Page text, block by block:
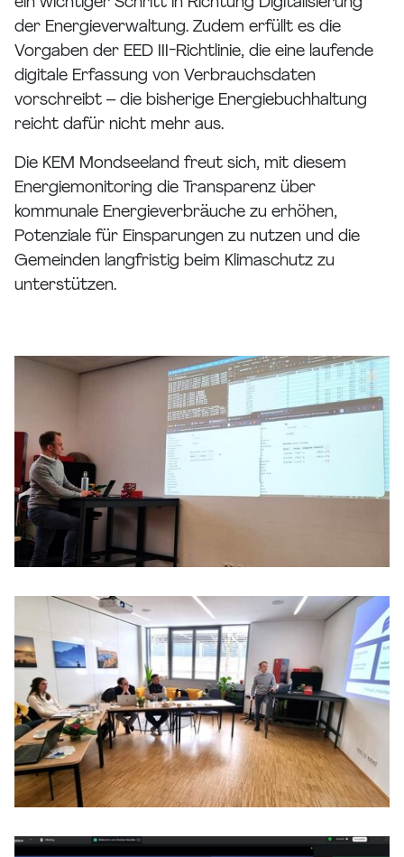
der Energieverwaltung. Zudem erfüllt es die
Vorgaben der EED III-Richtlinie, die eine laufende
digitale Erfassung von Verbrauchsdaten
vorschreibt – die bisherige Energiebuchhaltung
reicht dafür nicht mehr aus.
Die KEM Mondseeland freut sich, mit diesem
Energiemonitoring die Transparenz über
kommunale Energieverbräuche zu erhöhen,
Potenziale für Einsparungen zu nutzen und die
Gemeinden langfristig beim Klimaschutz zu
unterstützen.